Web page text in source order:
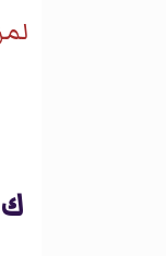
ك